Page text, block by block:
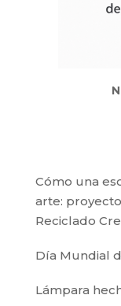
Cómo una
arte:
Reciclado
Día Mundial
Lámpara